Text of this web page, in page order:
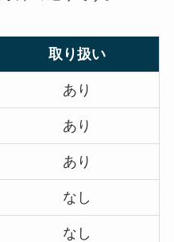
取り扱い
あり
あり
あり
なし
なし